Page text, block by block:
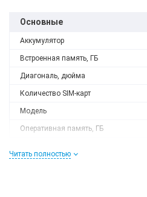
Основные
Аккумулятор
Встроенная память, ГБ
Диагональ, дюйма
Количество SIM-карт
Модель
Оперативная память, ГБ
Читать полностью